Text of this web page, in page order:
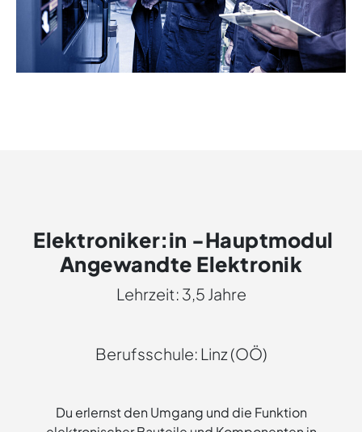
Elektroniker:in -Hauptmodul
Angewandte Elektronik
Lehrzeit: 3,5 Jahre
Berufsschule: Linz (OÖ)
Du erlernst den Umgang und die Funktion